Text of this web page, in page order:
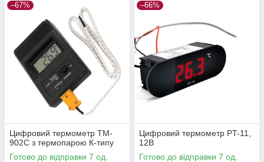
–67%
Цифровий термометр TM-
902C з термопарою К-типу
Готово до відправки 7 од.
–66%
Цифровий термометр PT-11,
12В
Готово до відправки 7 од.